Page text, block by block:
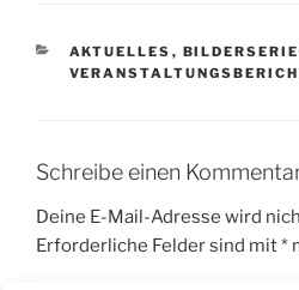
KATEGORIEN
AKTUELLES ,
Schreibe einen
Deine E-Mail-Adresse wird
Erforderliche Felder sind mit*